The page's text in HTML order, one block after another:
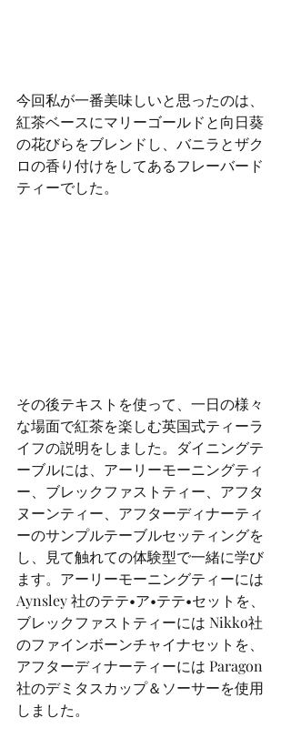
今回私が一番美味しいと思ったのは、
紅茶ベースにマリーゴールドと向日葵
の花びらをブレンドし、バニラとザク
ロの香り付けをしてあるフレーバード
ティーでした。
その後テキストを使って、一日の様々
な場面で紅茶を楽しむ英国式ティーラ
イフの説明をしました。ダイニングテ
ーブルには、アーリーモーニングティ
ー、ブレックファストティー、アフタ
ヌーンティー、アフターディナーティ
ーのサンプルテーブルセッティングを
し、見て触れての体験型で一緒に学び
ます。アーリーモーニングティーには
Aynsley 社のテテ•ア•テテ•セットを、
ブレックファストティーには Nikko社
のファインボーンチャイナセットを、
アフターディナーティーには Paragon
社のデミタスカップ＆ソーサーを使用
しました。